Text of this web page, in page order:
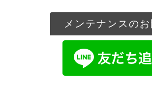
メンテナンスの